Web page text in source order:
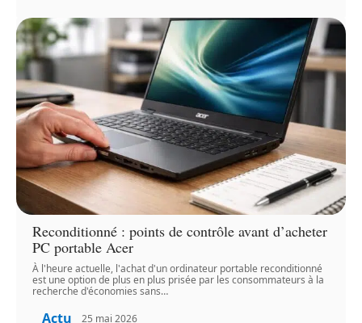
Reconditionné : points de contrôle avant d’acheter
PC portable Acer
À l'heure actuelle, l'achat d'un ordinateur portable reconditionné
est une option de plus en plus prisée par les consommateurs à la
recherche d'économies sans…
Actu 25 mai 2026